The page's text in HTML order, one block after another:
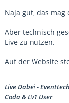
Naja gut, das
Aber technisch
Live zu nutzen.
Auf der Website
Live Dabei -
Coda & LV1 User